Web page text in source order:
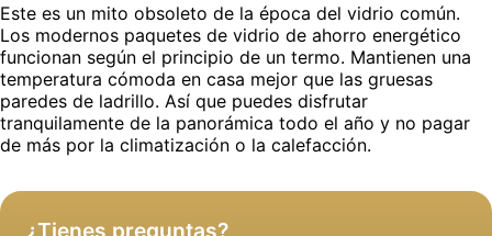
Este es un mito obsoleto de la época del vidrio común.
Los modernos paquetes de vidrio de ahorro energético
funcionan según el principio de un termo. Mantienen una
temperatura cómoda en casa mejor que las gruesas
paredes de ladrillo. Así que puedes disfrutar
tranquilamente de la panorámica todo el año y no pagar
de más por la climatización o la calefacción.
Instalaremos ventanas y limpiaremos detrás de
nosotros
¿Tienes preguntas?